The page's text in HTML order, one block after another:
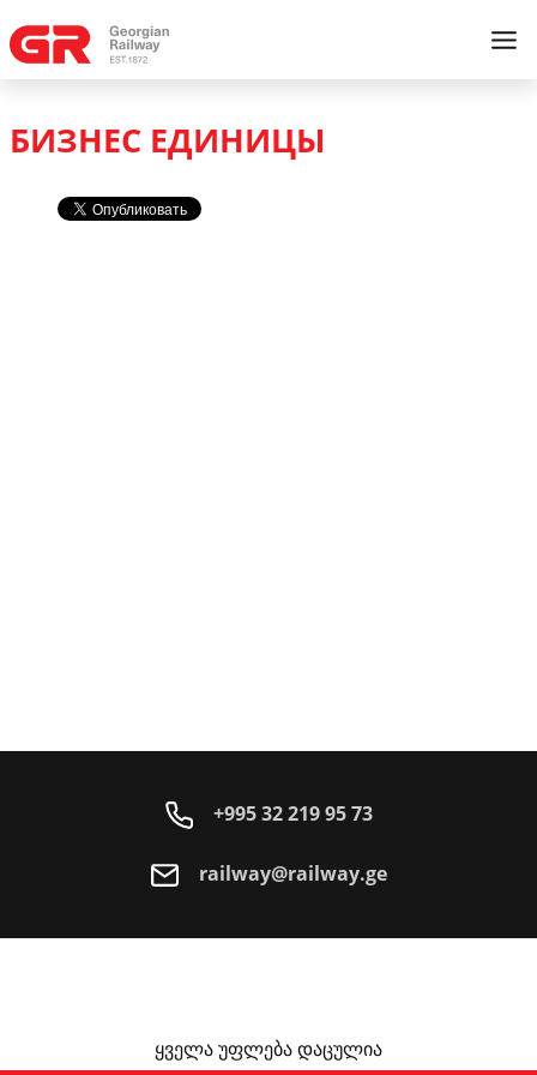
БИЗНЕС ЕДИНИЦЫ
+995 32 219 95 73
railway@railway.ge
ყველა უფლება დაცულია